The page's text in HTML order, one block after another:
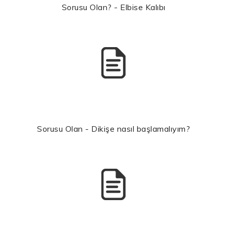
Sorusu Olan? - Elbise Kalıbı
Sorusu Olan - Dikişe nasıl başlamalıyım?